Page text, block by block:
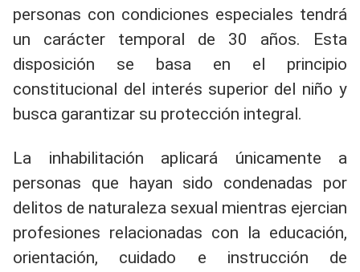
personas con condiciones especiales tendrá
un carácter temporal de 30 años. Esta
disposición se basa en el principio
constitucional del interés superior del niño y
busca garantizar su protección integral.
La inhabilitación aplicará únicamente a
personas que hayan sido condenadas por
delitos de naturaleza sexual mientras ejercian
profesiones relacionadas con la educación,
orientación, cuidado e instrucción de